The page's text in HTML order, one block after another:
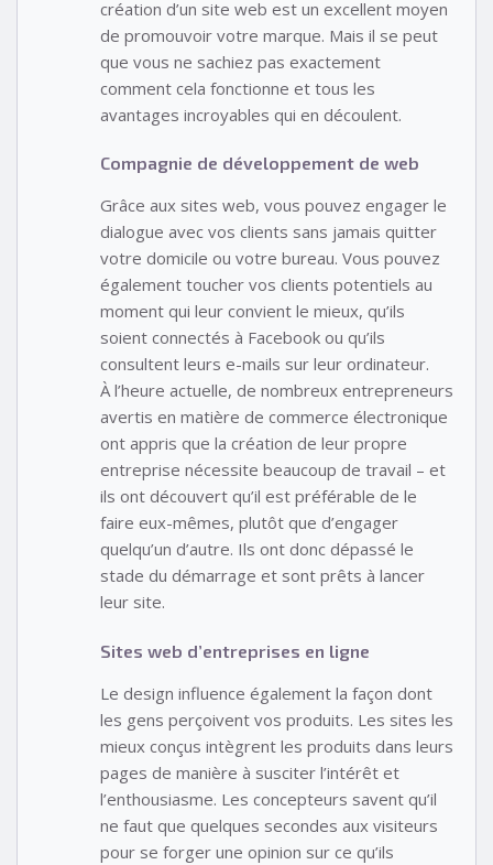
création d’un site web est un excellent moyen
de promouvoir votre marque. Mais il se peut
que vous ne sachiez pas exactement
comment cela fonctionne et tous les
avantages incroyables qui en découlent.
Compagnie de développement de web
Grâce aux sites web, vous pouvez engager le
dialogue avec vos clients sans jamais quitter
votre domicile ou votre bureau. Vous pouvez
également toucher vos clients potentiels au
moment qui leur convient le mieux, qu’ils
soient connectés à Facebook ou qu’ils
consultent leurs e-mails sur leur ordinateur.
À l’heure actuelle, de nombreux entrepreneurs
avertis en matière de commerce électronique
ont appris que la création de leur propre
entreprise nécessite beaucoup de travail – et
ils ont découvert qu’il est préférable de le
faire eux-mêmes, plutôt que d’engager
quelqu’un d’autre. Ils ont donc dépassé le
stade du démarrage et sont prêts à lancer
leur site.
Sites web d’entreprises en ligne
Le design influence également la façon dont
les gens perçoivent vos produits. Les sites les
mieux conçus intègrent les produits dans leurs
pages de manière à susciter l’intérêt et
l’enthousiasme. Les concepteurs savent qu’il
ne faut que quelques secondes aux visiteurs
pour se forger une opinion sur ce qu’ils